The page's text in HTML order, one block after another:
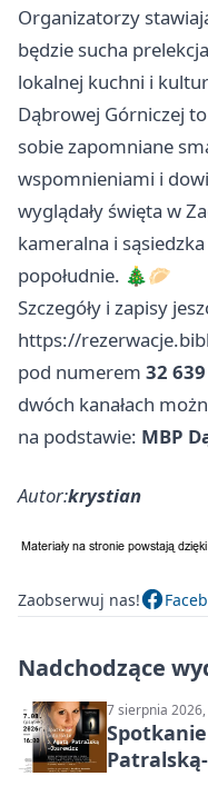
Organizatorzy
będzie sucha
lokalnej kuchni i
Dąbrowej Górniczej
sobie zapomniane
wspomnieniami i
wyglądały święta w
kameralna i
popołudnie. 🎄🥟
Szczegóły i zapisy
https://
pod numerem 32
dwóch kanałach
na podstawie: MBP
Autor:krystian
Zaobserwuj nas!
Nadchodzące
7 sierpnia